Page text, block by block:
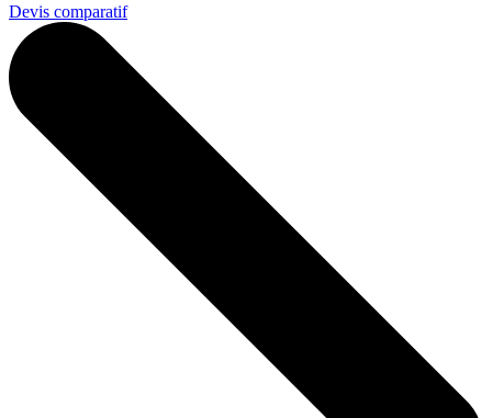
Devis comparatif